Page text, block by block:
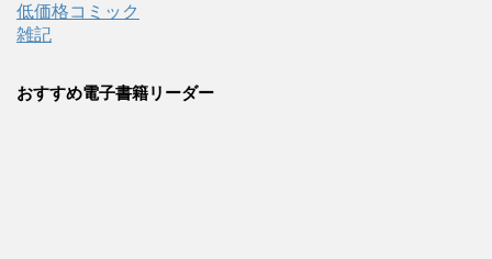
低価格コミック
雑記
おすすめ電子書籍リーダー